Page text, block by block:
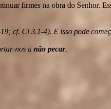
firmes na obra do Senhor.
cf. Cl 3.1-4). E isso pode
nos a não pecar.